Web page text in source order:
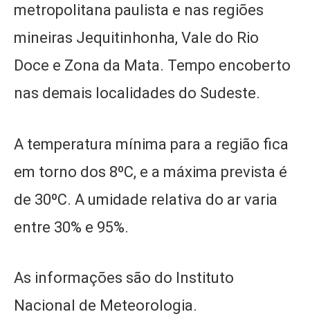
metropolitana paulista e nas regiões
mineiras Jequitinhonha, Vale do Rio
Doce e Zona da Mata. Tempo encoberto
nas demais localidades do Sudeste.
A temperatura mínima para a região fica
em torno dos 8ºC, e a máxima prevista é
de 30ºC. A umidade relativa do ar varia
entre 30% e 95%.
As informações são do Instituto
Nacional de Meteorologia.